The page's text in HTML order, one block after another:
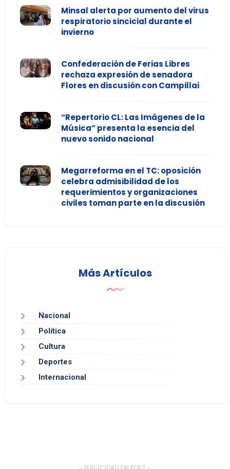
Minsal alerta por aumento del virus
respiratorio sincicial durante el
invierno
Confederación de Ferias Libres
rechaza expresión de senadora
Flores en discusión con Campillai
“Repertorio CL: Las Imágenes de la
Música” presenta la esencia del
nuevo sonido nacional
Megarreforma en el TC: oposición
celebra admisibilidad de los
requerimientos y organizaciones
civiles toman parte en la discusión
Más Artículos
Nacional
Política
Cultura
Deportes
Internacional